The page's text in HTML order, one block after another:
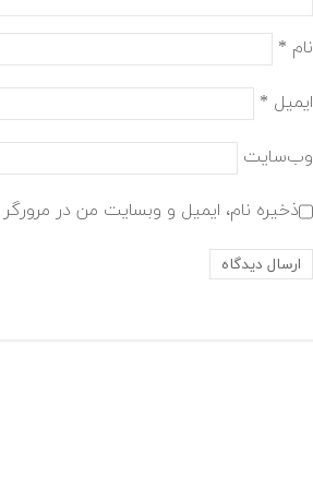
نام *
ایمیل *
وب‌سایت
ذخیره نام، ایمیل و وبسایت من در